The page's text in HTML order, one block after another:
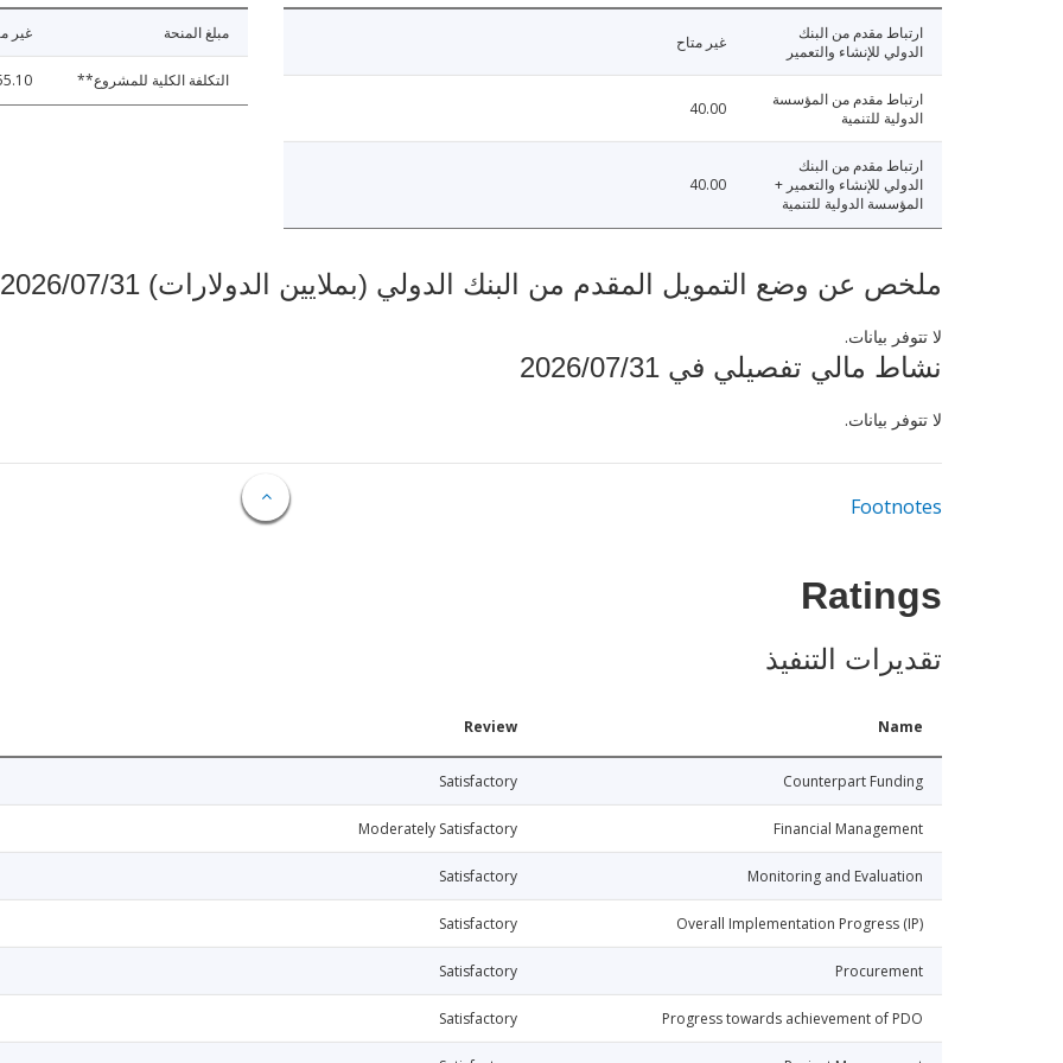
ارتباط مقدم من البنك
الدولي للإنشاء والتعمير
غير متاح
ارتباط مقدم من المؤسسة
الدولية للتنمية
40.00
ارتباط مقدم من البنك
الدولي للإنشاء والتعمير +
المؤسسة الدولية للتنمية
40.00
مبلغ المنحة غير
التكلفة الكلية للمشروع**
ملخص عن وضع التمويل المقدم من البنك الدولي (بملايين الدولارات) 2026/07/31
لا تتوفر بيانات.
نشاط مالي تفصيلي في 2026/07/31
لا تتوفر بيانات.
Footnotes
Ratings
تقديرات التنفيذ
Name
Review
Counterpart Funding
Satisfactory
Financial Management
Moderately Satisfactory
Monitoring and Evaluation
Satisfactory
Overall Implementation Progress (IP)
Satisfactory
Procurement
Satisfactory
Progress towards achievement of PDO
Satisfactory